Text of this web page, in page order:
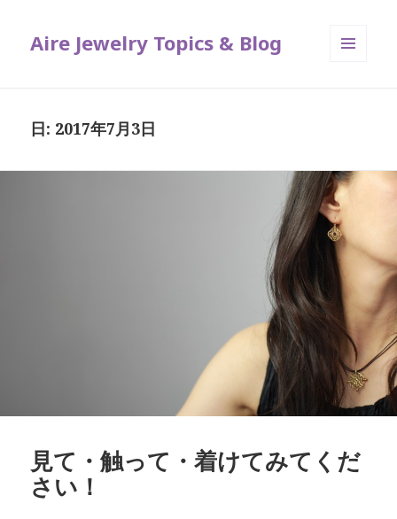
Aire Jewelry Topics & Blog
日: 2017年7月3日
見て・触って・着けてみてくだ
さい！